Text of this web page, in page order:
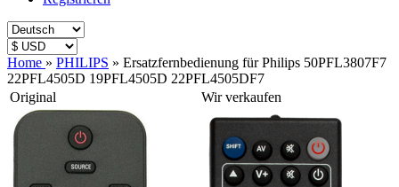
Home » PHILIPS » Ersatzfernbedienung für Philips 50PFL3807F7
22PFL4505D 19PFL4505D 22PFL4505DF7
Original
Wir verkaufen